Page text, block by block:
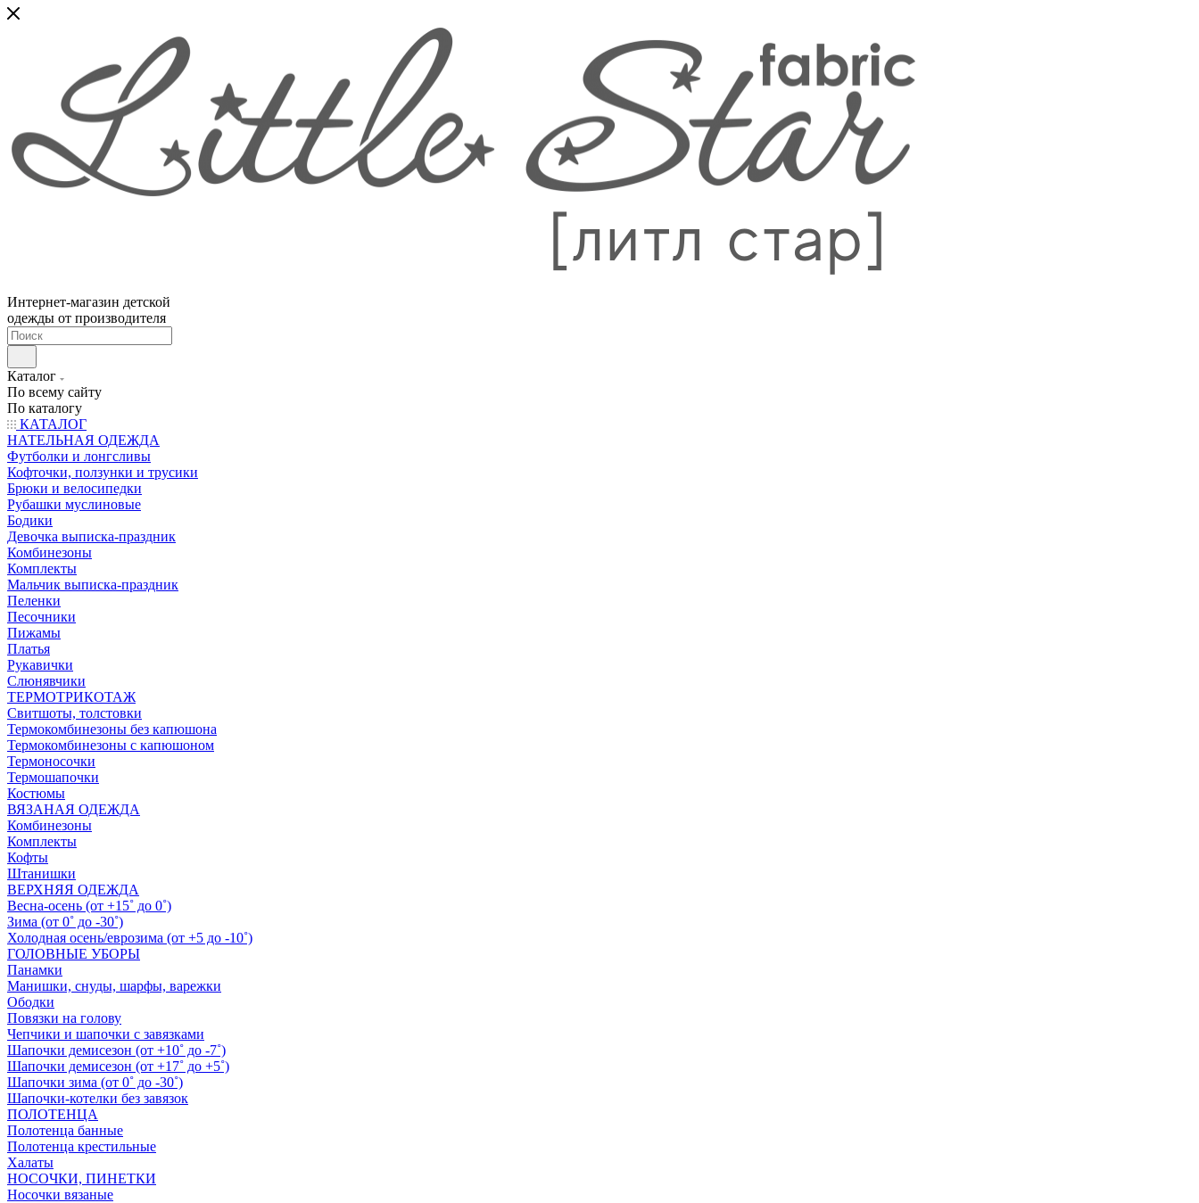
Интернет-магазин детской
одежды от производителя
Каталог
По всему сайту
По каталогу
КАТАЛОГ
НАТЕЛЬНАЯ ОДЕЖДА
Футболки и лонгсливы
Кофточки, ползунки и трусики
Брюки и велосипедки
Рубашки муслиновые
Бодики
Девочка выписка-праздник
Комбинезоны
Комплекты
Мальчик выписка-праздник
Пеленки
Песочники
Пижамы
Платья
Рукавички
Слюнявчики
ТЕРМОТРИКОТАЖ
Свитшоты, толстовки
Термокомбинезоны без капюшона
Термокомбинезоны с капюшоном
Термоносочки
Термошапочки
Костюмы
ВЯЗАНАЯ ОДЕЖДА
Комбинезоны
Комплекты
Кофты
Штанишки
ВЕРХНЯЯ ОДЕЖДА
Весна-осень (от +15˚ до 0˚)
Зима (от 0˚ до -30˚)
Холодная осень/еврозима (от +5 до -10˚)
ГОЛОВНЫЕ УБОРЫ
Панамки
Манишки, снуды, шарфы, варежки
Ободки
Повязки на голову
Чепчики и шапочки с завязками
Шапочки демисезон (от +10˚ до -7˚)
Шапочки демисезон (от +17˚ до +5˚)
Шапочки зима (от 0˚ до -30˚)
Шапочки-котелки без завязок
ПОЛОТЕНЦА
Полотенца банные
Полотенца крестильные
Халаты
НОСОЧКИ, ПИНЕТКИ
Носочки вязаные